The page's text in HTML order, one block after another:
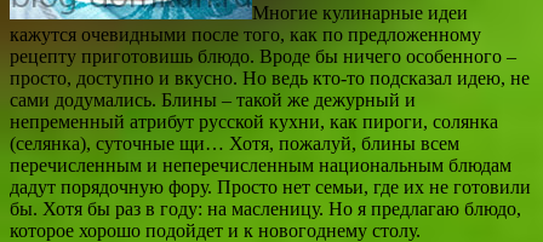
Многие кулинарные идеи
кажутся очевидными после того, как по предложенному
рецепту приготовишь блюдо. Вроде бы ничего особенного –
просто, доступно и вкусно. Но ведь кто-то подсказал идею, не
сами додумались. Блины – такой же дежурный и
непременный атрибут русской кухни, как пироги, солянка
(селянка), суточные щи… Хотя, пожалуй, блины всем
перечисленным и неперечисленным национальным блюдам
дадут порядочную фору. Просто нет семьи, где их не готовили
бы. Хотя бы раз в году: на масленицу. Но я предлагаю блюдо,
которое хорошо подойдет и к новогоднему столу.